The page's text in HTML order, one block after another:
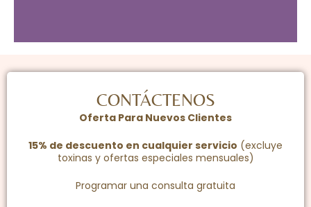
CONTÁCTENOS
Oferta Para Nuevos Clientes
15% de descuento en cualquier servicio (excluye
toxinas y ofertas especiales mensuales)
Programar una consulta gratuita